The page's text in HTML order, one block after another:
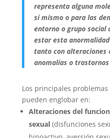
representa alguna
sí mismo o para las
entorno o grupo social
estar esta
tanto con alteraciones
anomalías o
Los principales
pueden englobar en:
Alteraciones del
sexual(disfunciones